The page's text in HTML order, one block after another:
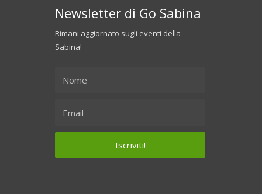
Newsletter di Go Sabina
Rimani aggiornato sugli eventi della
Sabina!